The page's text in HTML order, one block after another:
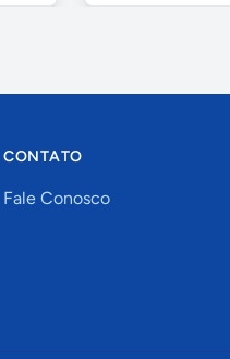
CONTATO
Fale Conosco